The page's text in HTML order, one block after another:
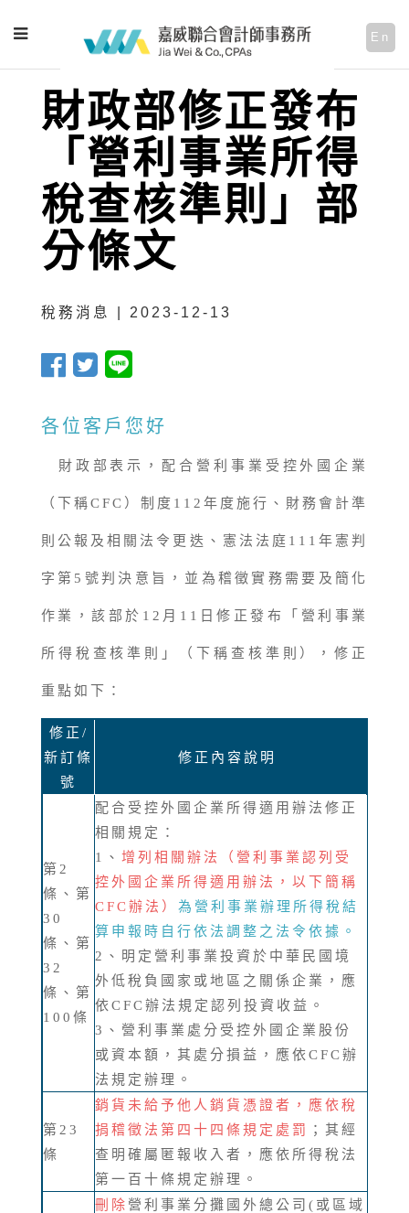
En
財政部修正發布
「營利事業所得
稅查核準則」部
分條文
稅務消息 | 2023-12-13
各位客戶您好
財政部表示，配合營利事業受控外國企業
（下稱CFC）制度112年度施行、財務會計準
則公報及相關法令更迭、憲法法庭111年憲判
字第5號判決意旨，並為稽徵實務需要及簡化
作業，該部於12月11日修正發布「營利事業
所得稅查核準則」（下稱查核準則），修正
重點如下：
修正/
新訂條
號
修正內容說明
第2
條、第
30
條、第
32
條、第
100條
配合受控外國企業所得適用辦法修正
相關規定：
1、 增列相關辦法（營利事業認列受
控外國企業所得適用辦法，以下簡稱
CFC辦法） 為營利事業辦理所得稅結
算申報時自行依法調整之法令依據。
2、明定營利事業投資於中華民國境
外低稅負國家或地區之關係企業，應
依CFC辦法規定認列投資收益。
3、營利事業處分受控外國企業股份
或資本額，其處分損益，應依CFC辦
法規定辦理。
第23
條
銷貨未給予他人銷貨憑證者，應依稅
捐稽徵法第四十四條規定處罰
；其經
查明確屬匿報收入者，應依所得稅法
第一百十條規定辦理。
刪除 營利事業分攤國外總公司(或區域